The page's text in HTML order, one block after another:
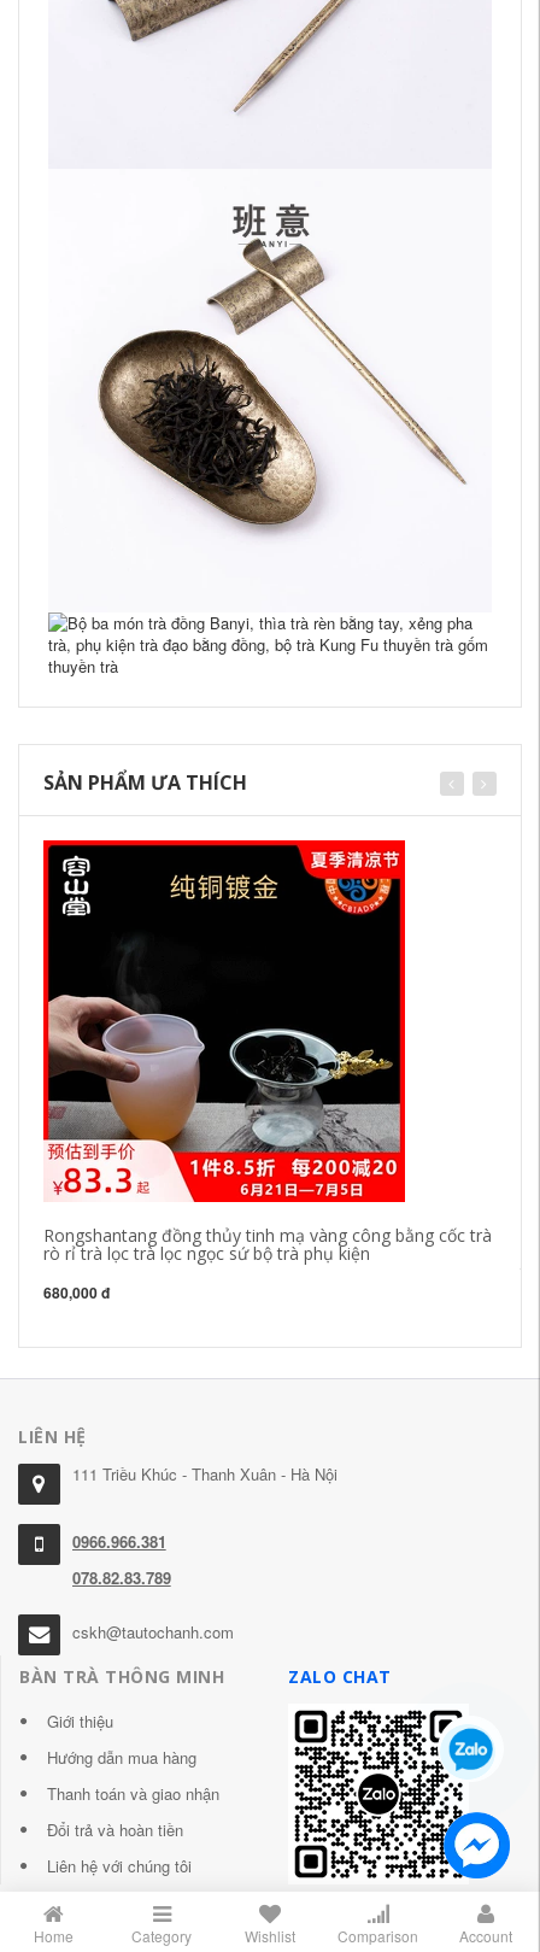
SẢN PHẨM ƯA THÍCH
Rongshantang đồng thủy tinh mạ vàng công bằng cốc trà
rò rỉ trà lọc trà lọc ngọc sứ bộ trà phụ kiện
680,000 đ
LIÊN HỆ
111 Triều Khúc - Thanh Xuân - Hà Nội
0966.966.381
078.82.83.789
cskh@tautochanh.com
BÀN TRÀ THÔNG MINH
Giới thiệu
Hướng dẫn mua hàng
Thanh toán và giao nhận
Đổi trả và hoàn tiền
Liên hệ với chúng tôi
ZALO CHAT
Home Category Wishlist Comparison Account